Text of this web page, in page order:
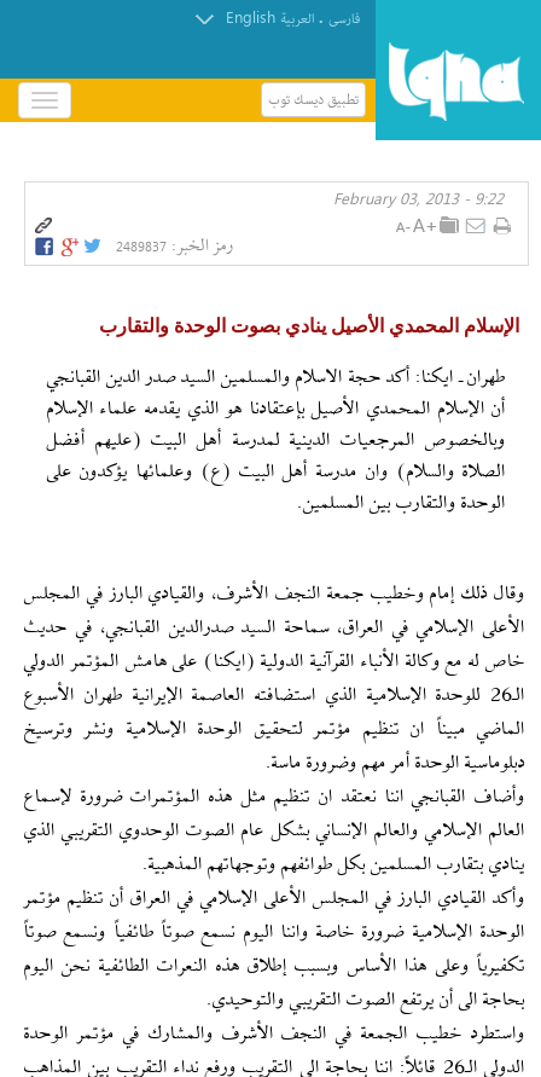
فارسی . العربیة English
تطبيق ديسك توب
باز
و
کردن
9:22 - February 03, 2013
رمز الخبر: 2489837
الإسلام المحمدي الأصيل ينادي بصوت الوحدة والتقارب
طهران ـ ايكنا: أكد حجة الاسلام والمسلمين السيد صدر الدين القبانجي
أن الإسلام المحمدي الأصيل بإعتقادنا هو الذي يقدمه علماء الإسلام
وبالخصوص المرجعيات الدينية لمدرسة أهل البيت (عليهم أفضل
الصلاة والسلام) وان مدرسة أهل البيت (ع) وعلمائها يؤكدون على
الوحدة والتقارب بين المسلمين.
وقال ذلك إمام وخطيب جمعة النجف الأشرف، والقيادي البارز في المجلس
الأعلى الإسلامي في العراق، سماحة السيد صدرالدين القبانجي، في حديث
خاص له مع وكالة الأنباء القرآنية الدولية (ايكنا) على هامش المؤتمر الدولي
الـ26 للوحدة الإسلامية الذي استضافته العاصمة الإيرانية طهران الأسبوع
الماضي مبيناً ان تنظيم مؤتمر لتحقيق الوحدة الإسلامية ونشر وترسيخ
دبلوماسية الوحدة أمر مهم وضرورة ماسة.
وأضاف القبانجي اننا نعتقد ان تنظيم مثل هذه المؤتمرات ضرورة لإسماع
العالم الإسلامي والعالم الإنساني بشكل عام الصوت الوحدوي التقريبي الذي
ينادي بتقارب المسلمين بكل طوائفهم وتوجهاتهم المذهبية.
وأكد القيادي البارز في المجلس الأعلى الإسلامي في العراق أن تنظيم مؤتمر
الوحدة الإسلامية ضرورة خاصة واننا اليوم نسمع صوتاً طائفياً ونسمع صوتاً
تكفيرياً وعلى هذا الأساس وبسبب إطلاق هذه النعرات الطائفية نحن اليوم
بحاجة الى أن يرتفع الصوت التقريبي والتوحيدي.
واستطرد خطيب الجمعة في النجف الأشرف والمشارك في مؤتمر الوحدة
الدولي الـ26 قائلاً: اننا بحاجة الى التقريب ورفع نداء التقريب بين المذاهب